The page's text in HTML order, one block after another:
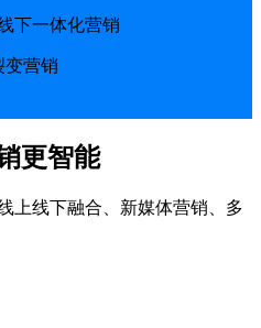
下一体化营销
变营销
更智能
上线下融合、新媒体营销、多